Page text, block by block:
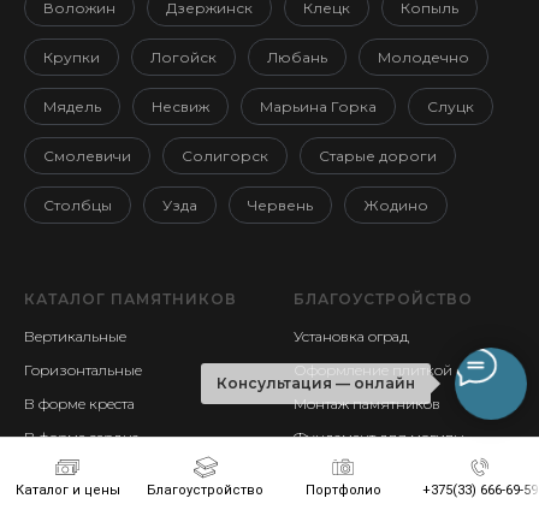
Каталог и цены Благоустройство Портфолио +375(33) 666-69-59
Консультация — онлайн
Воложин Дзержинск Клецк Копыль
Крупки Логойск Любань Молодечно
Мядель Несвиж Марьина Горка Слуцк
Смолевичи Солигорск Старые дороги
Столбцы Узда Червень Жодино
КАТАЛОГ ПАМЯТНИКОВ
Вертикальные
Горизонтальные
В форме креста
В форме сердца
Волна
БЛАГОУСТРОЙСТВО
Установка оград
Оформление плиткой
Монтаж памятников
Фундамент для могилы
Условия доставка и способы
оплаты